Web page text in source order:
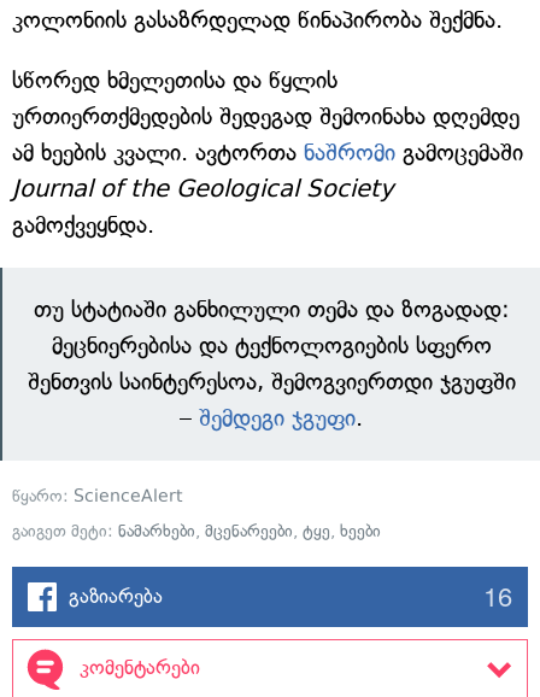
კოლონიის გასაზრდელად წინაპირობა შექმნა.
სწორედ ხმელეთისა და წყლის
ურთიერთქმედების შედეგად შემოინახა დღემდე
ამ ხეების კვალი. ავტორთა ნაშრომი გამოცემაში
Journal of the Geological Society
გამოქვეყნდა.
თუ სტატიაში განხილული თემა და ზოგადად:
მეცნიერებისა და ტექნოლოგიების სფერო
შენთვის საინტერესოა, შემოგვიერთდი ჯგუფში
– შემდეგი ჯგუფი.
წყარო: ScienceAlert
გაიგეთ მეტი: ნამარხები, მცენარეები, ტყე, ხეები
გაზიარება 16
კომენტარები